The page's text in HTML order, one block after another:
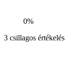
0%
3 csillagos értékelés